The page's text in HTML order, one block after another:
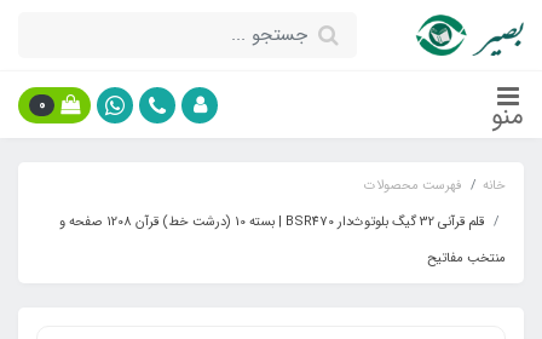
منو 0
خانه
فهرست محصولات
قلم قرآنی 32 گیگ بلوتوث‌دار BSR470 | بسته 10 (درشت خط) قرآن 1208 صفحه و
منتخب مفاتیح